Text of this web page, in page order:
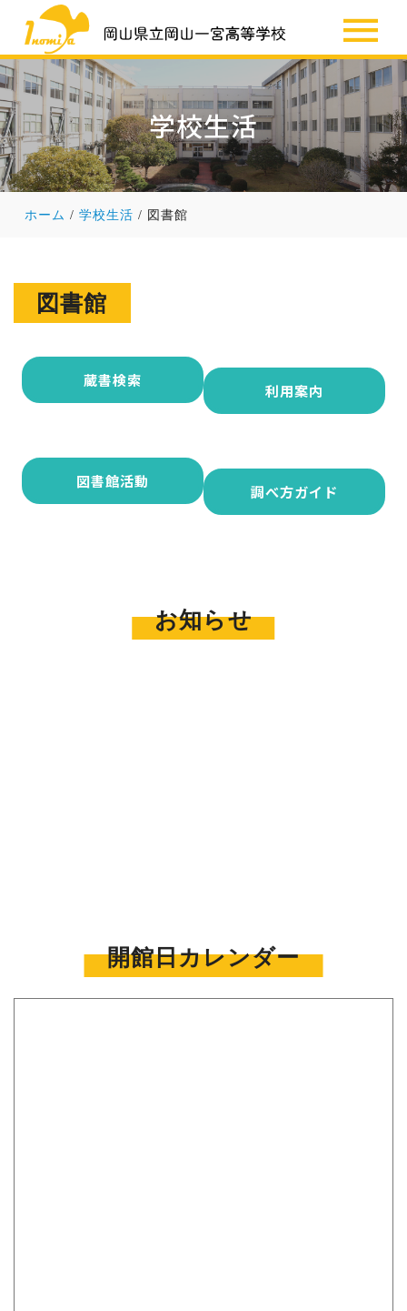
SSH
お知らせ
学校生活
ホーム 学校生活 図書館
図書館
蔵書検索
利用案内
図書館活動
調べ方ガイド
お知らせ
開館日カレンダー